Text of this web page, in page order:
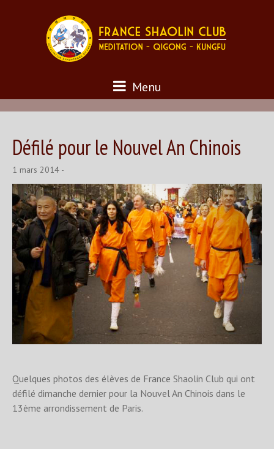
Menu
Défilé pour le Nouvel An Chinois
1 mars 2014
Quelques photos des élèves de France Shaolin Club qui ont
défilé dimanche dernier pour la Nouvel An Chinois dans le
13ème arrondissement de Paris.